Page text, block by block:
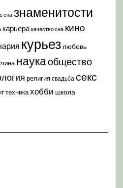
сна знаменитости
карьера качество сна кино
курьез любовь
наукаобщество
религия свадьба секс
техникахобби школа